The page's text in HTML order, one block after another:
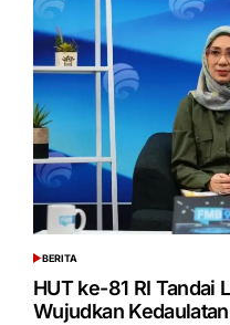
POSTED
IN
BERITA
HUT ke-81 RI Tandai
Wujudkan